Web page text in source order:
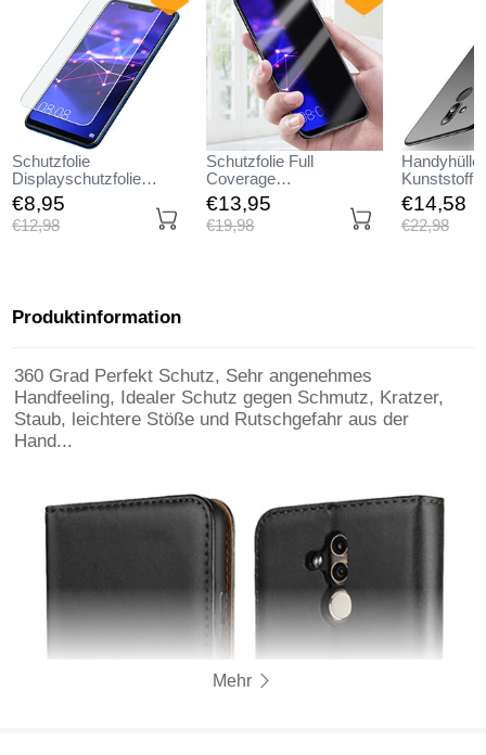
Schutzfolie
Displayschutzfolie
Panzerfolie Skins zum
Aufkleben Gehärtetes
Glas Glasfolie für
€8,95
€12,98
Schutzfolie Full
Coverage
Displayschutzfolie
Panzerfolie Skins zum
Aufkleben Gehärtetes
€13,95
€19,98
Handyhülle
Kunststoff
Tasche
Huawei
Schwarz
€14,58
€22,98
Produktinformation
360 Grad Perfekt Schutz, Sehr angenehmes
Handfeeling, Idealer Schutz gegen Schmutz, Kratzer,
Staub, leichtere Stöße und Rutschgefahr aus der
Hand...
Mehr